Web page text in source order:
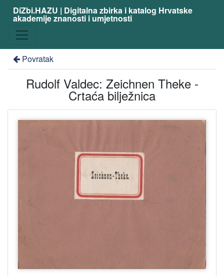
DiZbi.HAZU | Digitalna zbirka i katalog Hrvatske
akademije znanosti i umjetnosti
Povratak
Rudolf Valdec: Zeichnen Theke -
Crtaća bilježnica